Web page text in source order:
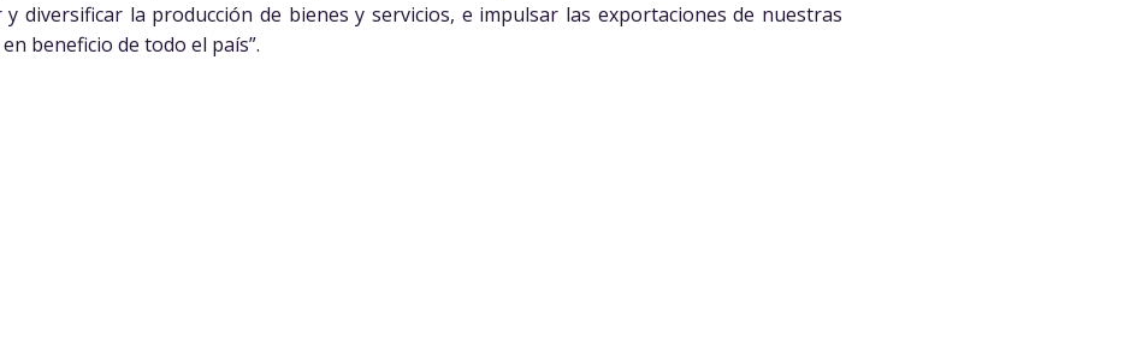
diversificar la producción de bienes y servicios, e impulsar las exportaciones de nuestras
beneficio de todo el país”.